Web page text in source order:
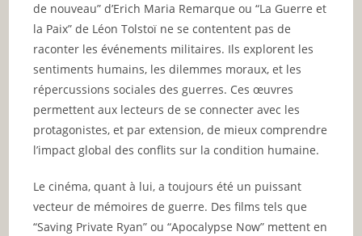
de nouveau” d’Erich Maria Remarque ou “La Guerre et
la Paix” de Léon Tolstoï ne se contentent pas de
raconter les événements militaires. Ils explorent les
sentiments humains, les dilemmes moraux, et les
répercussions sociales des guerres. Ces œuvres
permettent aux lecteurs de se connecter avec les
protagonistes, et par extension, de mieux comprendre
l’impact global des conflits sur la condition humaine.
Le cinéma, quant à lui, a toujours été un puissant
vecteur de mémoires de guerre. Des films tels que
“Saving Private Ryan” ou “Apocalypse Now” mettent en